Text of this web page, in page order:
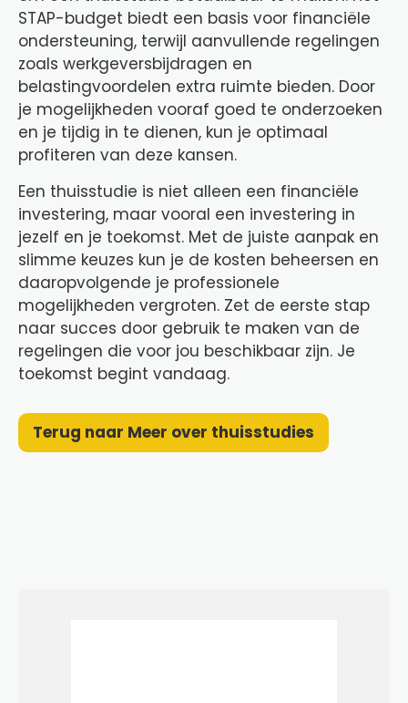
STAP-budget biedt een basis voor financiële
ondersteuning, terwijl aanvullende regelingen
zoals werkgeversbijdragen en
belastingvoordelen extra ruimte bieden. Door
je mogelijkheden vooraf goed te onderzoeken
en je tijdig in te dienen, kun je optimaal
profiteren van deze kansen.
Een thuisstudie is niet alleen een financiële
investering, maar vooral een investering in
jezelf en je toekomst. Met de juiste aanpak en
slimme keuzes kun je de kosten beheersen en
daaropvolgende je professionele
mogelijkheden vergroten. Zet de eerste stap
naar succes door gebruik te maken van de
regelingen die voor jou beschikbaar zijn. Je
toekomst begint vandaag.
Terug naar Meer over thuisstudies